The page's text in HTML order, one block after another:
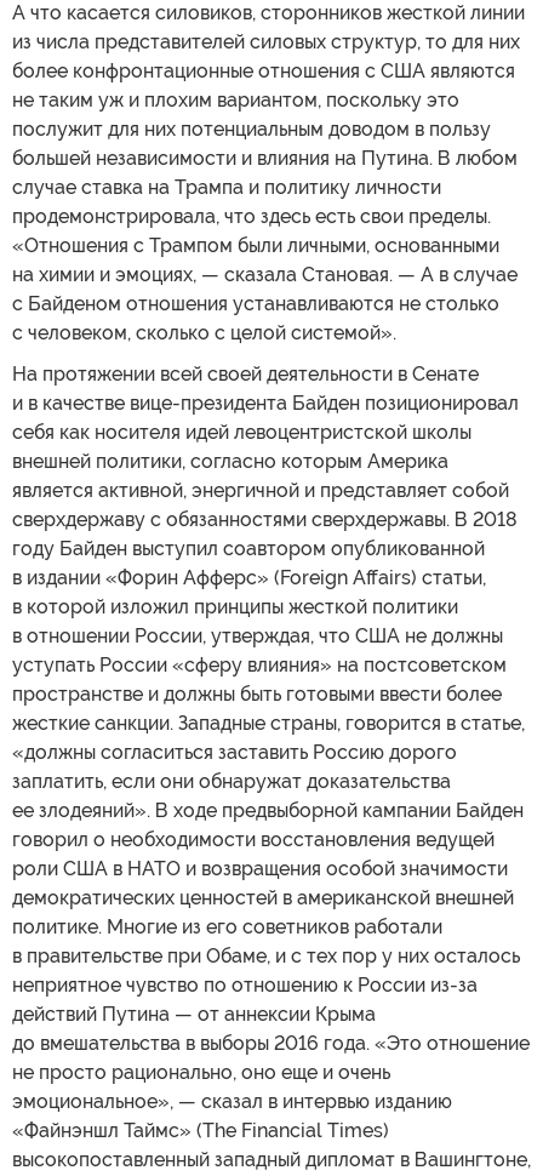
А что касается силовиков, сторонников жесткой линии
из числа представителей силовых структур, то для них
более конфронтационные отношения с США являются
не таким уж и плохим вариантом, поскольку это
послужит для них потенциальным доводом в пользу
большей независимости и влияния на Путина. В любом
случае ставка на Трампа и политику личности
продемонстрировала, что здесь есть свои пределы.
«Отношения с Трампом были личными, основанными
на химии и эмоциях, — сказала Становая. — А в случае
с Байденом отношения устанавливаются не столько
с человеком, сколько с целой системой».
На протяжении всей своей деятельности в Сенате
и в качестве вице-президента Байден позиционировал
себя как носителя идей левоцентристской школы
внешней политики, согласно которым Америка
является активной, энергичной и представляет собой
сверхдержаву с обязанностями сверхдержавы. В 2018
году Байден выступил соавтором опубликованной
в издании «Форин Афферс» (Foreign Affairs) статьи,
в которой изложил принципы жесткой политики
в отношении России, утверждая, что США не должны
уступать России «сферу влияния» на постсоветском
пространстве и должны быть готовыми ввести более
жесткие санкции. Западные страны, говорится в статье,
«должны согласиться заставить Россию дорого
заплатить, если они обнаружат доказательства
ее злодеяний». В ходе предвыборной кампании Байден
говорил о необходимости восстановления ведущей
роли США в НАТО и возвращения особой значимости
демократических ценностей в американской внешней
политике. Многие из его советников работали
в правительстве при Обаме, и с тех пор у них осталось
неприятное чувство по отношению к России из-за
действий Путина — от аннексии Крыма
до вмешательства в выборы 2016 года. «Это отношение
не просто рационально, оно еще и очень
эмоциональное», — сказал в интервью изданию
«Файнэншл Таймс» (The Financial Times)
высокопоставленный западный дипломат в Вашингтоне,